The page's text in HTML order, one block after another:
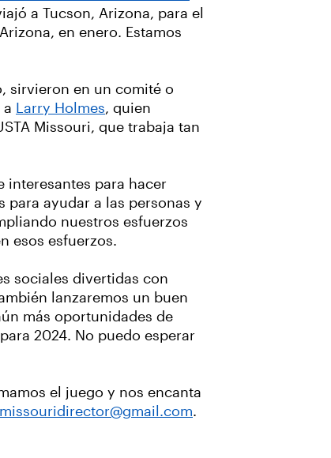
a Tucson, Arizona, para el
en enero. Estamos
sirvieron en un comité o
a Larry Holmes, quien
Missouri, que trabaja tan
interesantes para hacer
ayudar a las personas y
nuestros esfuerzos
esos esfuerzos.
sociales divertidas con
lanzaremos un buen
más oportunidades de
2024. No puedo esperar
el juego y nos encanta
.